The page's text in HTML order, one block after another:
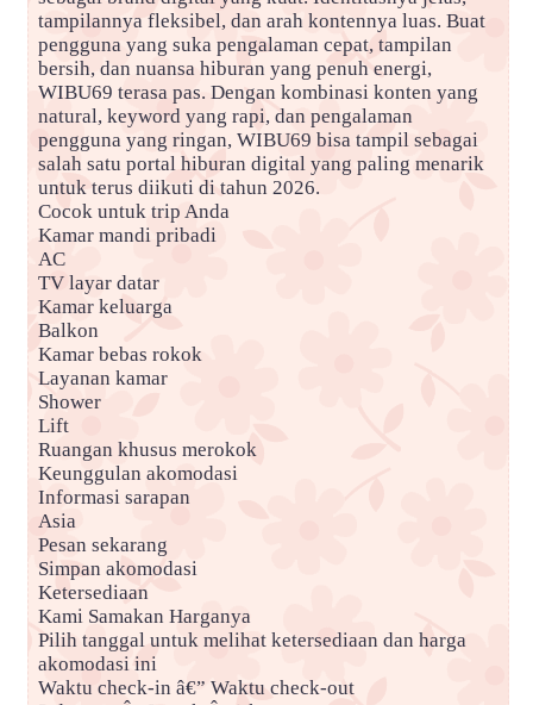
tampilannya fleksibel, dan arah kontennya luas. Buat
pengguna yang suka pengalaman cepat, tampilan
bersih, dan nuansa hiburan yang penuh energi,
WIBU69 terasa pas. Dengan kombinasi konten yang
natural, keyword yang rapi, dan pengalaman
pengguna yang ringan, WIBU69 bisa tampil sebagai
salah satu portal hiburan digital yang paling menarik
untuk terus diikuti di tahun 2026.
Cocok untuk trip Anda
Kamar mandi pribadi
AC
TV layar datar
Kamar keluarga
Balkon
Kamar bebas rokok
Layanan kamar
Shower
Lift
Ruangan khusus merokok
Keunggulan akomodasi
Informasi sarapan
Asia
Pesan sekarang
Simpan akomodasi
Ketersediaan
Kami Samakan Harganya
Pilih tanggal untuk melihat ketersediaan dan harga
akomodasi ini
Waktu check-in â€” Waktu check-out